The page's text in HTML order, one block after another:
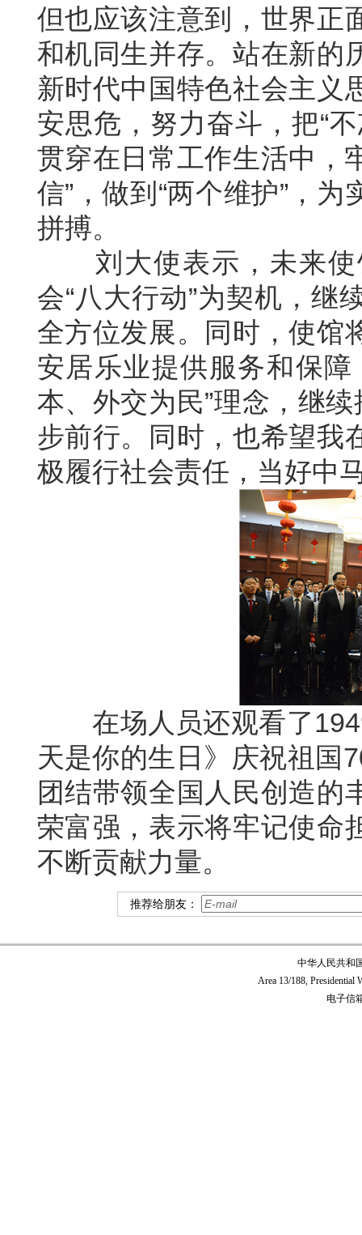
但也应该注意到，世界正
和机同生并存。站在新的
新时代中国特色社会主义
安思危，努力奋斗，把“
贯穿在日常工作生活中，
信”，做到“两个维护”，
拼搏。
刘大使表示，未来使
会“八大行动”为契机，继
全方位发展。同时，使馆
安居乐业提供服务和保
本、外交为民”理念，继
步前行。同时，也希望我
极履行社会责任，当好中
在场人员还观看了
天是你的生日》庆祝祖国
团结带领全国人民创造的
荣富强，表示将牢记使命
不断贡献力量。
推荐给朋友：
中华人民共和
Area 13/188, Presidential
电子信